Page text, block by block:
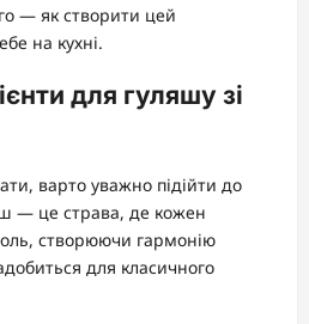
— як створити цей
на кухні.
для гуляшу зі
варто уважно підійти до
— це страва, де кожен
створюючи гармонію
для класичного